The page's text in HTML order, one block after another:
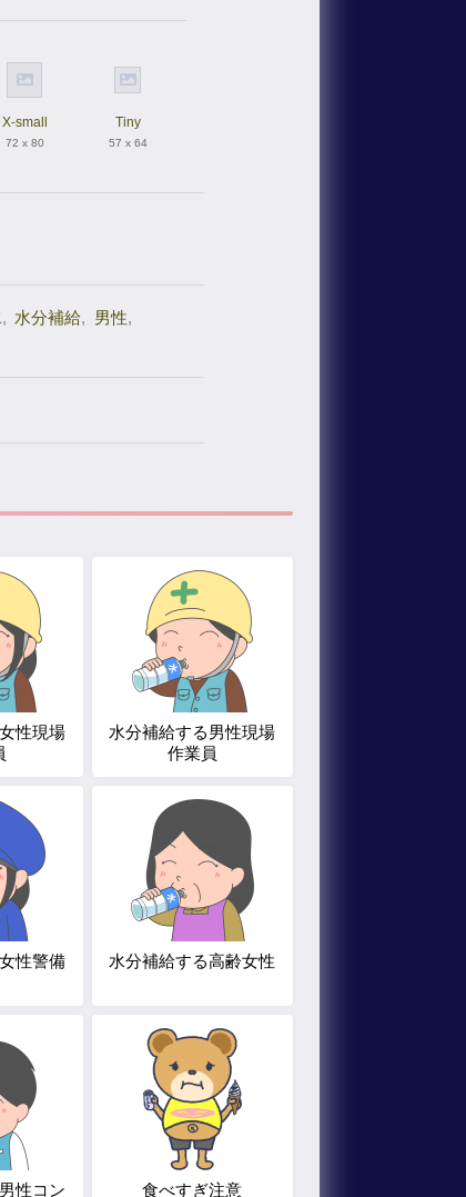
X-small
72 x 80
Tiny
57 x 64
, 水分補給, 男性,
性現場
水分補給する男性現場
作業員
性警備
水分補給する高齢女性
性コン 食べすぎ注意